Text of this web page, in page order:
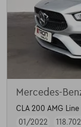
Mercedes-
CLA 200 AMG Line
01/2022